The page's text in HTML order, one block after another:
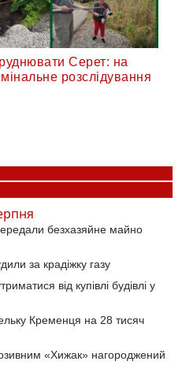
Серет: на
розслідування
безхазяйне майно
за крадіжку газу
від купівлі будівлі у
Кременця на 28 тисяч
«Хижак» нагороджений